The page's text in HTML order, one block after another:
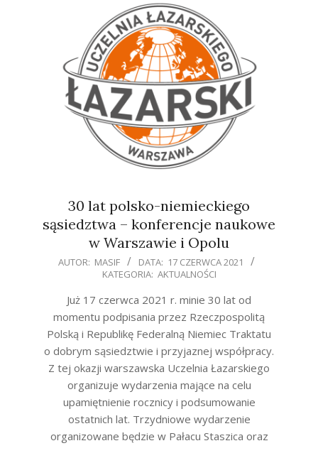
30 lat polsko-niemieckiego
sąsiedztwa – konferencje naukowe
w Warszawie i Opolu
2021-
AUTOR: MASIF DATA: 17 CZERWCA 2021
KATEGORIA: AKTUALNOŚCI
Już 17 czerwca 2021 r. minie 30 lat od
momentu podpisania przez Rzeczpospolitą
Polską i Republikę Federalną Niemiec Traktatu
o dobrym sąsiedztwie i przyjaznej współpracy.
Z tej okazji warszawska Uczelnia Łazarskiego
organizuje wydarzenia mające na celu
upamiętnienie rocznicy i podsumowanie
ostatnich lat. Trzydniowe wydarzenie
organizowane będzie w Pałacu Staszica oraz